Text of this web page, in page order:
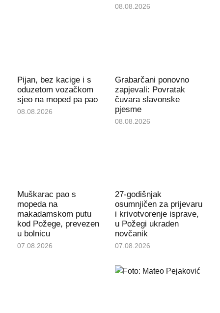
08.08.2026
Pijan, bez kacige i s
oduzetom vozačkom
sjeo na moped pa pao
08.08.2026
Grabarčani ponovno
zapjevali: Povratak
čuvara slavonske
pjesme
08.08.2026
Muškarac pao s
mopeda na
makadamskom putu
kod Požege, prevezen
u bolnicu
07.08.2026
27-godišnjak
osumnjičen za prijevaru
i krivotvorenje isprave,
u Požegi ukraden
novčanik
07.08.2026